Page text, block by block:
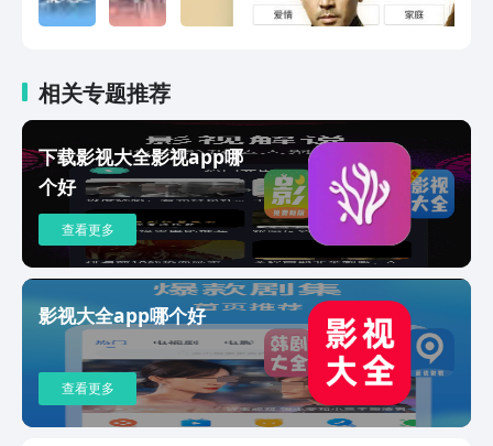
锋；《赤热》黄晓明王鸥携手创业；《超
《奔跑吧天路篇》 奔跑吧团建一起奔赴
天路；《小猪佩奇》粉红猪小妹的日常生
活！《宝贝赳赳》适龄启蒙 亲子共玩；
更多精彩，尽在百搜视频！有任何反馈和
问题，欢迎来信：fankui@baiso.com~
相关专题推荐
下载影视大全影视app哪
个好
查看更多
影视大全app哪个好
查看更多